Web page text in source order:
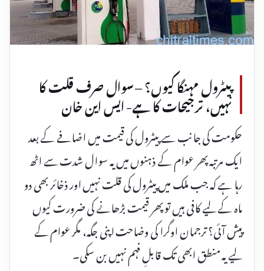
پیٹرول مہنگا کیوں؟ – سوال صرف قلت کا
نہیں، ترجیحات کا ہے- ایس این خان
حکومت کی جانب سے پیٹرول کی قیمت میں اضافے کے بعد
ایک مرتبہ پھر عوام کے ذہنوں میں یہ سوال شدت سے اٹھ
رہا ہے کہ جب ملک میں پیٹرول کی قلت نہیں اور ذخائر بھی دو
ماہ کے لیے کافی ہیں تو پھر قیمت بڑھانے کی ضرورت کیوں
پیش آئی؟ ترجمان اوگرا کی وضاحت اپنی جگہ، مگر عوام کے
لیے یہ منطق ابھی تک قابلِ فہم نہیں بن سکی۔